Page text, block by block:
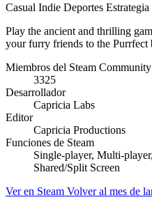
Casual Indie Deportes Estrategia
Play the ancient and thrilling
your furry friends to the Purrfect
Miembros del Steam
3325
Desarrollador
Capricia Labs
Editor
Capricia Productions
Funciones de Steam
Single-player, Multi-
Shared/Split Screen
Ver en Steam Volver al mes de